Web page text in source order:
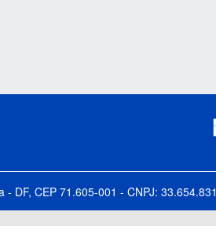
DF, CEP 71.605-001 - CNPJ: